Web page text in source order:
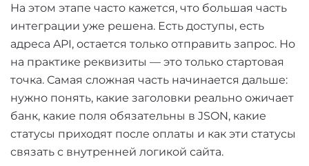
На этом этапе часто кажется, что большая часть
интеграции уже решена. Есть доступы, есть
адреса API, остается только отправить запрос. Но
на практике реквизиты — это только стартовая
точка. Самая сложная часть начинается дальше:
нужно понять, какие заголовки реально ожичает
банк, какие поля обязательны в JSON, какие
статусы приходят после оплаты и как эти статусы
связать с внутренней логикой сайта.